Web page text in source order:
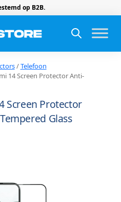
op B2B.
/Telefoon
14 Screen Protector Anti-
Screen Protector
Glass